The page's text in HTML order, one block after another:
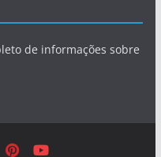
de informações sobre